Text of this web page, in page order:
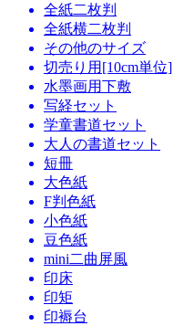
全紙二枚判
全紙横二枚判
その他のサイズ
切売り用[10cm単位]
水墨画用下敷
写経セット
学童書道セット
大人の書道セット
短冊
大色紙
F判色紙
小色紙
豆色紙
mini二曲屏風
印床
印矩
印褥台